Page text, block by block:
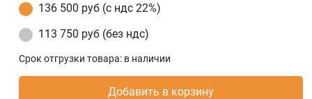
136 500 руб (с ндс 22%)
113 750 руб (без ндс)
Срок отгрузки товара: в наличии
Добавить в корзину